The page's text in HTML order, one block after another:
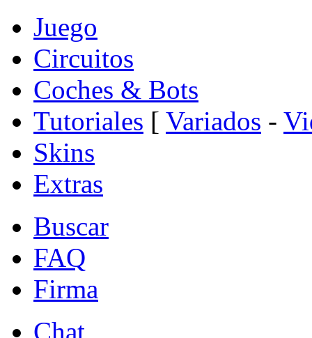
Juego
Circuitos
Coches & Bots
Tutoriales [ Variados -
Skins
Extras
Buscar
FAQ
Firma
Chat